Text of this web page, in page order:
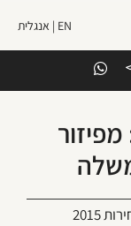
EN | אנגלית
מפיזור
2015